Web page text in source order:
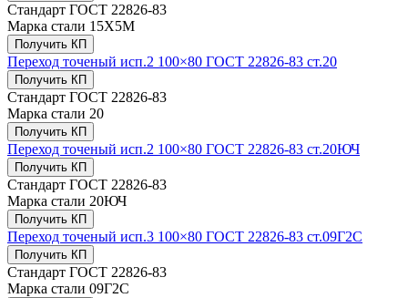
Стандарт ГОСТ 22826-83
Марка стали 15Х5М
Получить КП
Переход точеный исп.2 100×80 ГОСТ 22826-83 ст.20
Получить КП
Стандарт ГОСТ 22826-83
Марка стали 20
Получить КП
Переход точеный исп.2 100×80 ГОСТ 22826-83 ст.20ЮЧ
Получить КП
Стандарт ГОСТ 22826-83
Марка стали 20ЮЧ
Получить КП
Переход точеный исп.3 100×80 ГОСТ 22826-83 ст.09Г2С
Получить КП
Стандарт ГОСТ 22826-83
Марка стали 09Г2С